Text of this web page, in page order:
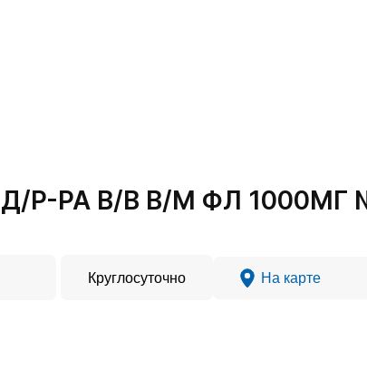
РА В/В В/М ФЛ 1000МГ
Круглосуточно На карте